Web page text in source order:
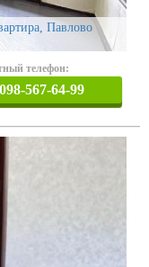
Павлово
телефон:
098-567-64-99